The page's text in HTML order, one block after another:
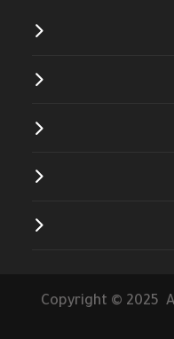
Copyright © 2025